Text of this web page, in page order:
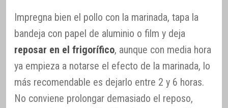
Impregna bien el pollo con la marinada, tapa la
bandeja con papel de aluminio o film y deja
reposar en el frigorífico, aunque con media hora
ya empieza a notarse el efecto de la marinada, lo
más recomendable es dejarlo entre 2 y 6 horas.
No conviene prolongar demasiado el reposo,